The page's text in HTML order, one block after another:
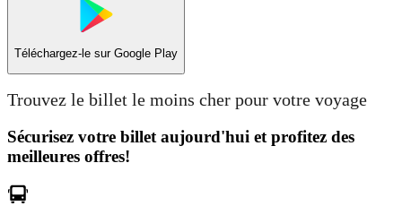
Téléchargez-le sur Google Play
Trouvez le billet le moins cher pour votre voyage
Sécurisez votre billet aujourd'hui et profitez des
meilleures offres!